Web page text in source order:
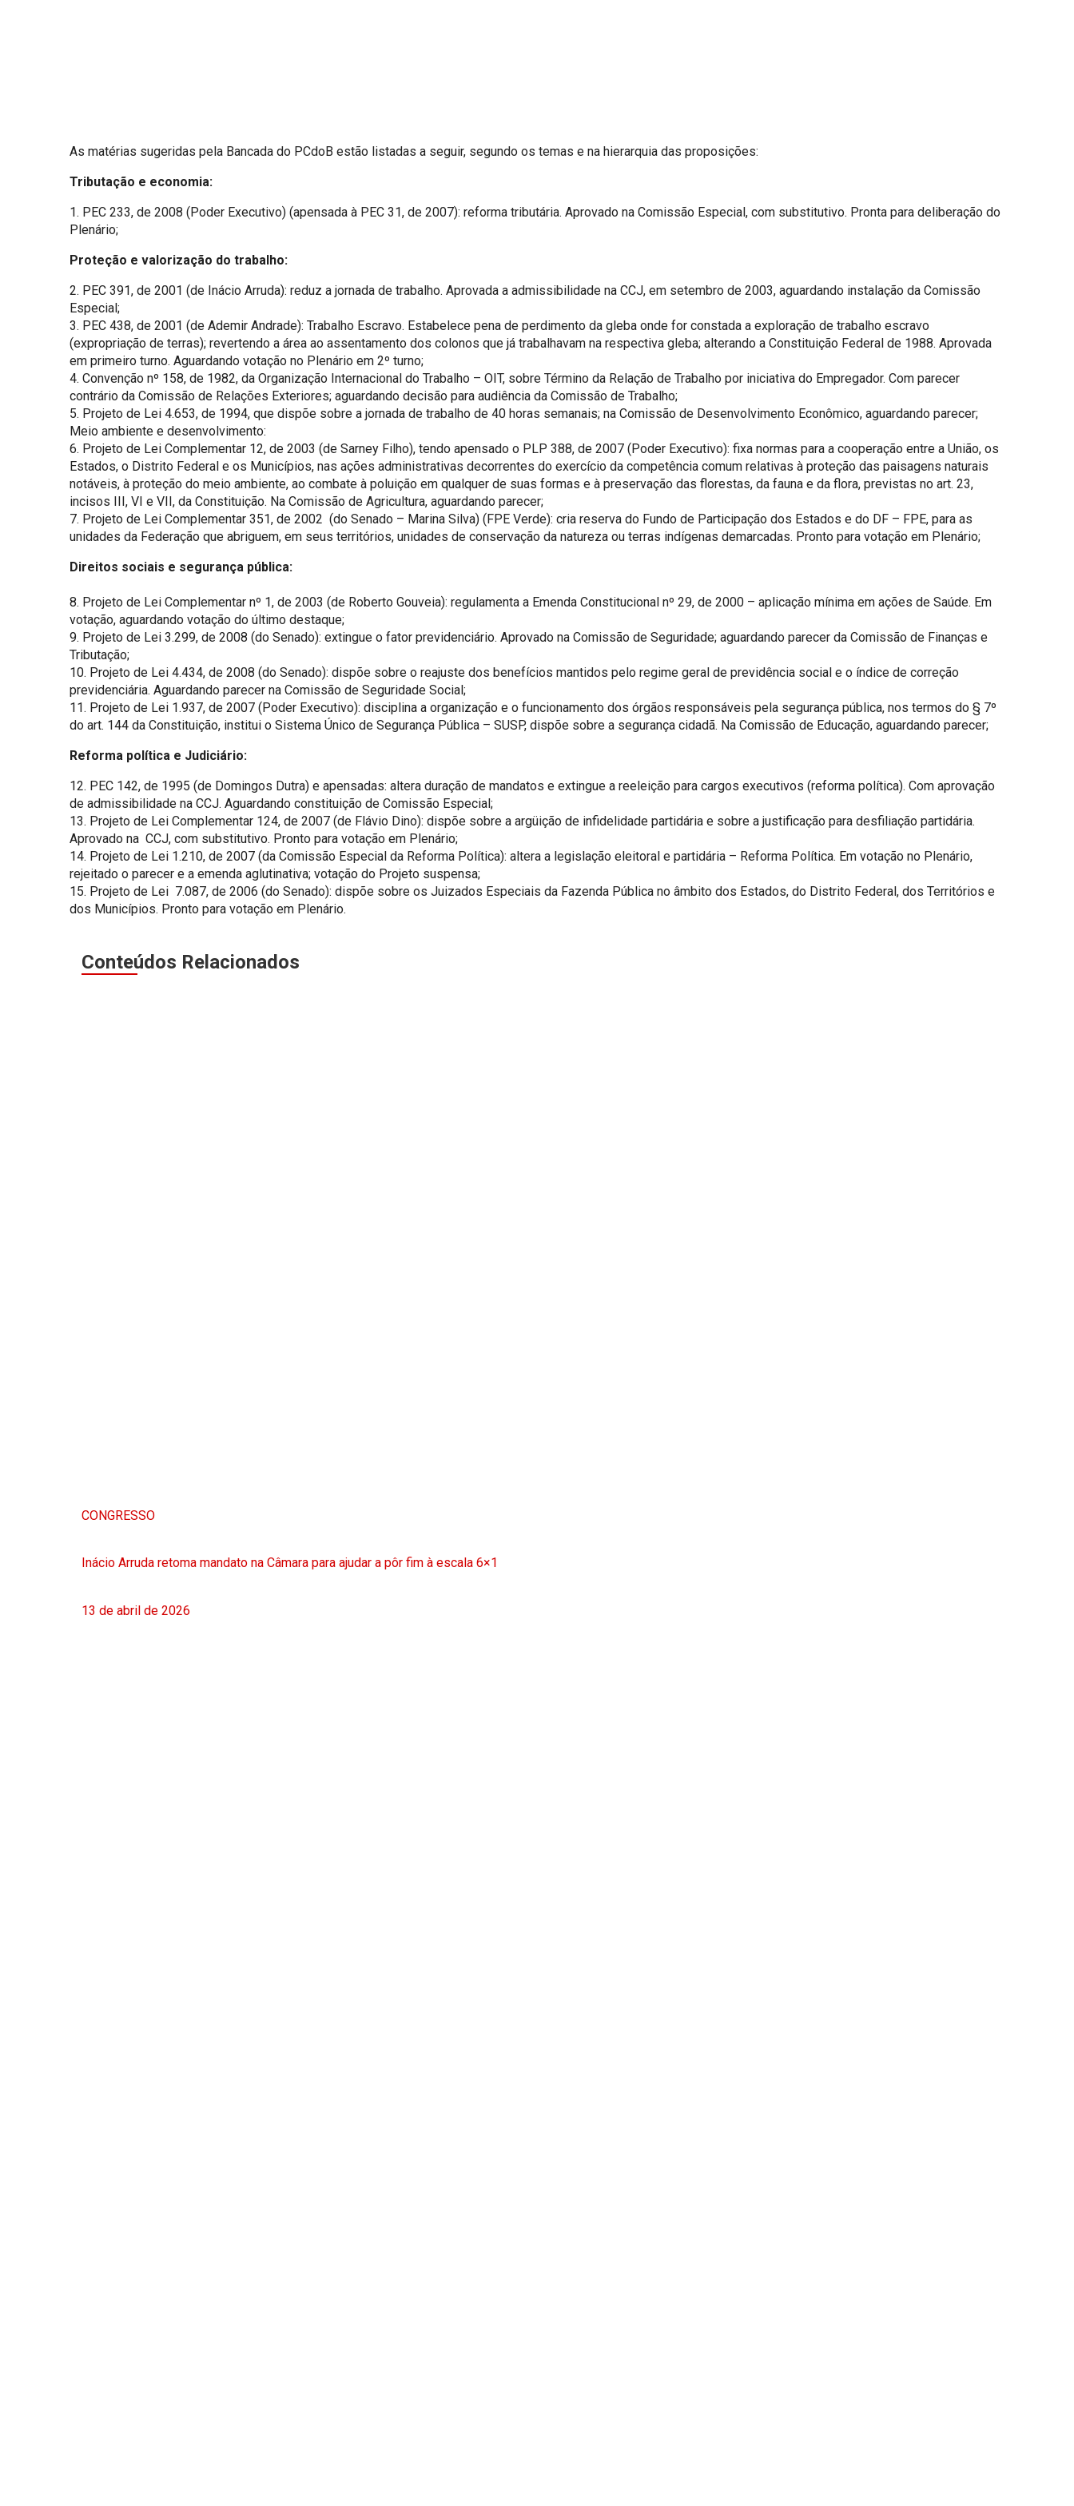
As matérias sugeridas pela Bancada do PCdoB estão listadas a seguir, segundo os temas e na hierarquia das proposições:
Tributação e economia:
1. PEC 233, de 2008 (Poder Executivo) (apensada à PEC 31, de 2007): reforma tributária. Aprovado na Comissão Especial, com substitutivo. Pronta para deliberação do
Plenário;
Proteção e valorização do trabalho:
2. PEC 391, de 2001 (de Inácio Arruda): reduz a jornada de trabalho. Aprovada a admissibilidade na CCJ, em setembro de 2003, aguardando instalação da Comissão
Especial;
3. PEC 438, de 2001 (de Ademir Andrade): Trabalho Escravo. Estabelece pena de perdimento da gleba onde for constada a exploração de trabalho escravo
(expropriação de terras); revertendo a área ao assentamento dos colonos que já trabalhavam na respectiva gleba; alterando a Constituição Federal de 1988. Aprovada
em primeiro turno. Aguardando votação no Plenário em 2º turno;
4. Convenção nº 158, de 1982, da Organização Internacional do Trabalho – OIT, sobre Término da Relação de Trabalho por iniciativa do Empregador. Com parecer
contrário da Comissão de Relações Exteriores; aguardando decisão para audiência da Comissão de Trabalho;
5. Projeto de Lei 4.653, de 1994, que dispõe sobre a jornada de trabalho de 40 horas semanais; na Comissão de Desenvolvimento Econômico, aguardando parecer;
Meio ambiente e desenvolvimento:
6. Projeto de Lei Complementar 12, de 2003 (de Sarney Filho), tendo apensado o PLP 388, de 2007 (Poder Executivo): fixa normas para a cooperação entre a União, os
Estados, o Distrito Federal e os Municípios, nas ações administrativas decorrentes do exercício da competência comum relativas à proteção das paisagens naturais
notáveis, à proteção do meio ambiente, ao combate à poluição em qualquer de suas formas e à preservação das florestas, da fauna e da flora, previstas no art. 23,
incisos III, VI e VII, da Constituição. Na Comissão de Agricultura, aguardando parecer;
7. Projeto de Lei Complementar 351, de 2002 (do Senado – Marina Silva) (FPE Verde): cria reserva do Fundo de Participação dos Estados e do DF – FPE, para as
unidades da Federação que abriguem, em seus territórios, unidades de conservação da natureza ou terras indígenas demarcadas. Pronto para votação em Plenário;
Direitos sociais e segurança pública:
8. Projeto de Lei Complementar nº 1, de 2003 (de Roberto Gouveia): regulamenta a Emenda Constitucional nº 29, de 2000 – aplicação mínima em ações de Saúde. Em
votação, aguardando votação do último destaque;
9. Projeto de Lei 3.299, de 2008 (do Senado): extingue o fator previdenciário. Aprovado na Comissão de Seguridade; aguardando parecer da Comissão de Finanças e
Tributação;
10. Projeto de Lei 4.434, de 2008 (do Senado): dispõe sobre o reajuste dos benefícios mantidos pelo regime geral de previdência social e o índice de correção
previdenciária. Aguardando parecer na Comissão de Seguridade Social;
11. Projeto de Lei 1.937, de 2007 (Poder Executivo): disciplina a organização e o funcionamento dos órgãos responsáveis pela segurança pública, nos termos do § 7º
do art. 144 da Constituição, institui o Sistema Único de Segurança Pública – SUSP, dispõe sobre a segurança cidadã. Na Comissão de Educação, aguardando parecer;
Reforma política e Judiciário:
12. PEC 142, de 1995 (de Domingos Dutra) e apensadas: altera duração de mandatos e extingue a reeleição para cargos executivos (reforma política). Com aprovação
de admissibilidade na CCJ. Aguardando constituição de Comissão Especial;
13. Projeto de Lei Complementar 124, de 2007 (de Flávio Dino): dispõe sobre a argüição de infidelidade partidária e sobre a justificação para desfiliação partidária.
Aprovado na CCJ, com substitutivo. Pronto para votação em Plenário;
14. Projeto de Lei 1.210, de 2007 (da Comissão Especial da Reforma Política): altera a legislação eleitoral e partidária – Reforma Política. Em votação no Plenário,
rejeitado o parecer e a emenda aglutinativa; votação do Projeto suspensa;
15. Projeto de Lei 7.087, de 2006 (do Senado): dispõe sobre os Juizados Especiais da Fazenda Pública no âmbito dos Estados, do Distrito Federal, dos Territórios e
dos Municípios. Pronto para votação em Plenário.
Conteúdos Relacionados
CONGRESSO
Inácio Arruda retoma mandato na Câmara para ajudar a pôr fim à escala 6×1
13 de abril de 2026